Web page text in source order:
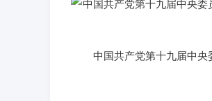
中国共产党第十九届中央